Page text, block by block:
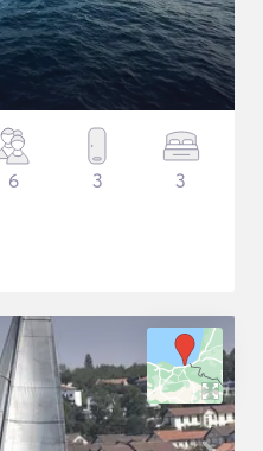
6 3 3